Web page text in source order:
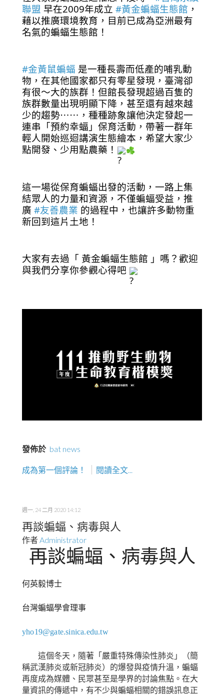
聯盟 早在2009年成立 #黃金蝙蝠生態館 ，
藉以推廣環境教育，目前已成為亞洲最有
名氣的蝙蝠生態館！
#金黃鼠蝙蝠 是一種長壽而低產的哺乳動
物，在其他國家都只有零星發現，臺灣卻
有很～大的族群！但館長發現超過百隻的
族群數量出現明顯下降，甚至還有越來越
少的趨勢⋯⋯，種種跡象讓他決定發起一
連串「預約幸蝠」保育活動，帶著一群年
輕人開始巡迴講演生態繪本，希望大家少
點開發、少用點農藥！
這一場從保育蝙蝠出發的活動，一路上集
結眾人的力量和資源，不僅蝙蝠受益，推
廣 #友善農業 的過程中，也讓許多動物重
新回到這片土地！
大家有去過「 黃金蝙蝠生態館 」嗎？歡迎
與我們分享你參觀心得吧
發佈於 bat news
成為第一個評論！ 閱讀全文...
週一, 24 二月 2020 14:12
再談蝙蝠、病毒與人
作者Administrator
再談蝙蝠、病毒與人
何英毅博士
台灣蝙蝠學會理事
yho19@gate.sinica.edu.tw
這個冬天，隨著「嚴重特殊傳染性肺炎」（簡
稱武漢肺炎或新冠肺炎）的爆發與疫情升溫，蝙蝠
再度成為媒體、民眾甚至是學界的討論焦點。在大
量資訊的傳遞中，有不少與蝙蝠相關的錯誤訊息正